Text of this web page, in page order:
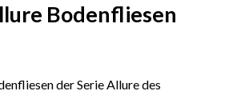
Bodenfliesen
der Serie Allure des